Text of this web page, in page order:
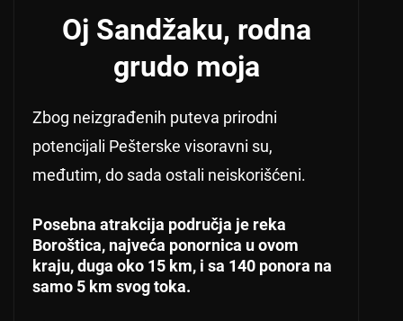
Oj Sandžaku, rodna
grudo moja
Zbog neizgrađenih puteva prirodni
potencijali Pešterske visoravni su,
međutim, do sada ostali neiskorišćeni.
Posebna atrakcija područja je reka
Boroštica, najveća ponornica u ovom
kraju, duga oko 15 km, i sa 140 ponora na
samo 5 km svog toka.